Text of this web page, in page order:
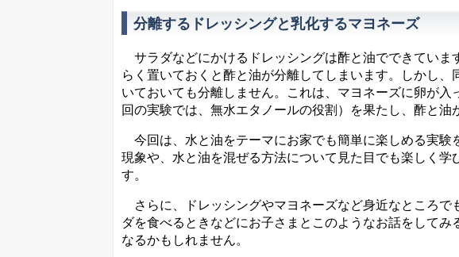
分離するドレッシングと乳化するマヨネーズ
サラダなどにかけるドレッシングは酢と油でできていま
らく置いておくと酢と油が分離してしまいます。しかし
いておいても分離しません。これは、マヨネーズに卵が
回の実験では、無水エタノールの役割）を果たし、酢と油
今回は、水と油をテーマにお家でも簡単に楽しめる実験
現象や、水と油を混ぜる方法について見た目でも楽しく
す。
さらに、ドレッシングやマヨネーズなど身近なところで
ダを食べるときなどにお子さまとこのようなお話をして
なるかもしれません。